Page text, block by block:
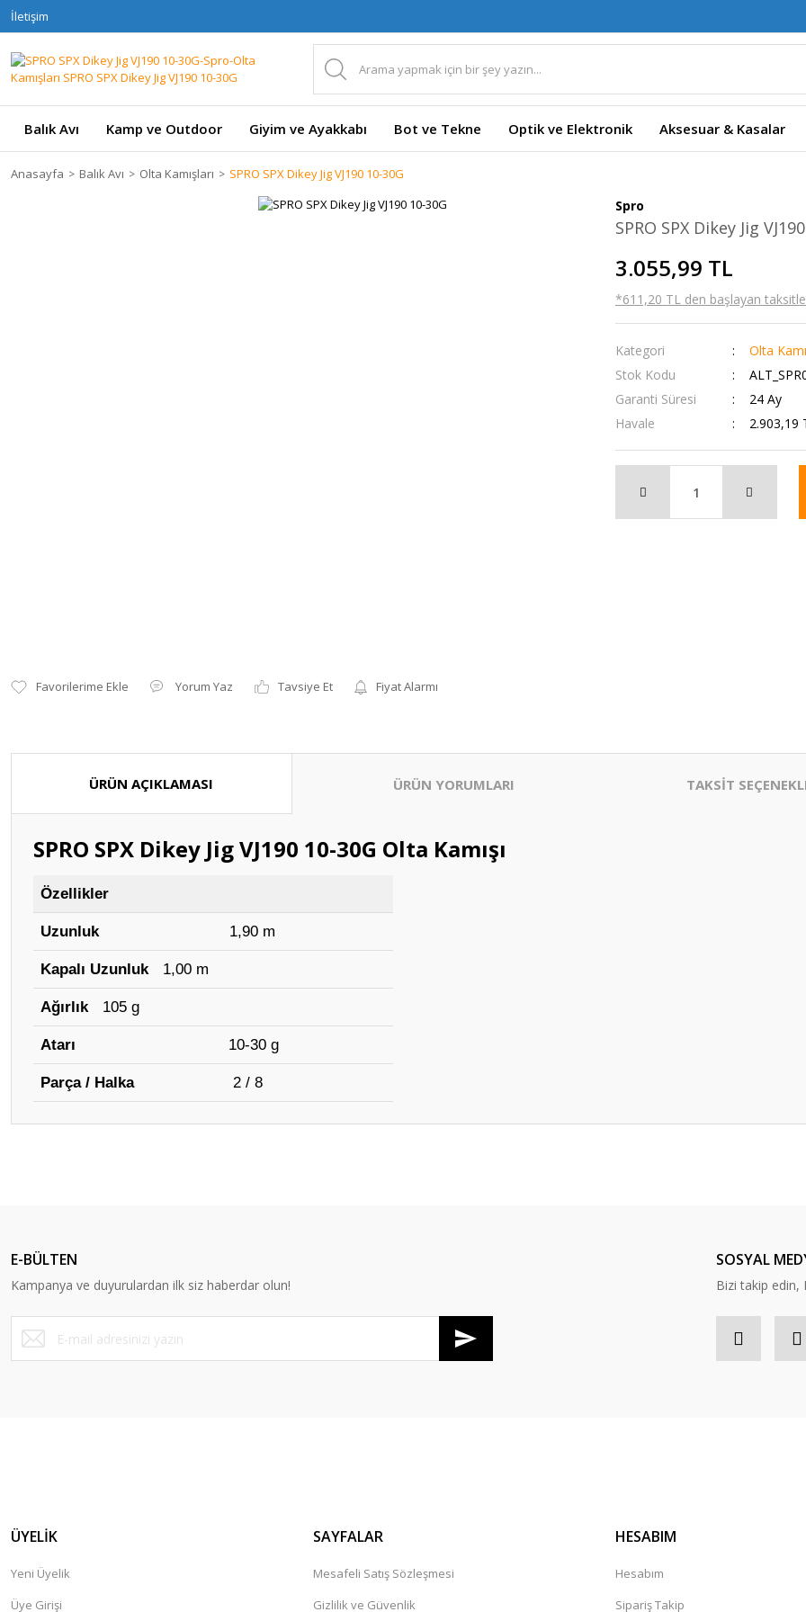
İletişim
Balık Avı Kamp ve Outdoor Giyim ve Ayakkabı Bot ve Tekne Optik ve Elektronik Aksesuar & Kasalar
Anasayfa Balık Avı Olta Kamışları SPRO SPX Dikey Jig VJ190 10-30G
Yorum Yaz Tavsiye Et Fiyat Alarmı
Spro
SPRO SPX Dikey Jig
3.055,99 TL
*611,20 TL den başlayan
Kategori
Olta
Stok Kodu
Garanti Süresi
24 Ay
Havale
2.903,19
ÜRÜN AÇIKLAMASI ÜRÜN YORUMLARI TAKSİT
SPRO SPX Dikey Jig VJ190 10-30G Olta Kamışı
Özellikler
Uzunluk 1,90 m
Kapalı Uzunluk 1,00 m
Ağırlık 105 g
Atarı 10-30 g
Parça / Halka 2 / 8
Ürün bilgilerinde hatalar bulunuyor.
Ürün fiyatı diğer sitelerden daha pahalı.
Bu ürüne benzer farklı alternatifler olmalı.
E-BÜLTEN
Kampanya ve duyurulardan ilk siz haberdar olun!
SOSYAL
Bizi takip edin,
ÜYELİK
Yeni Üyelik
Üye Girişi
SAYFALAR
Mesafeli Satış Sözleşmesi
Gizlilik ve Güvenlik
HESABIM
Hesabım
Sipariş Takip